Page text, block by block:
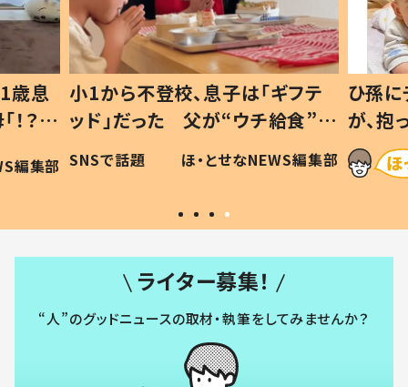
歳息
？」
編集部
小1から不登校、息子は「ギフテ
ッド」だった 父が“ウチ給食”を
作り続ける理由とは #令和の親
#令和の子
SNSで話題 ほ・とせなNEWS編集部
ひ孫
が、
「涙が
い」
ライター募集！
“人”のグッドニュースの取材・執筆をしてみませんか？